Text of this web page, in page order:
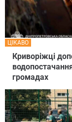
Криворіжці
громадах
ЦІКАВО